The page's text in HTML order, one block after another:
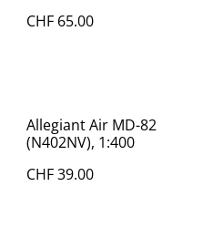
CHF 65.00
Allegiant Air MD-82
(N402NV), 1:400
CHF 39.00